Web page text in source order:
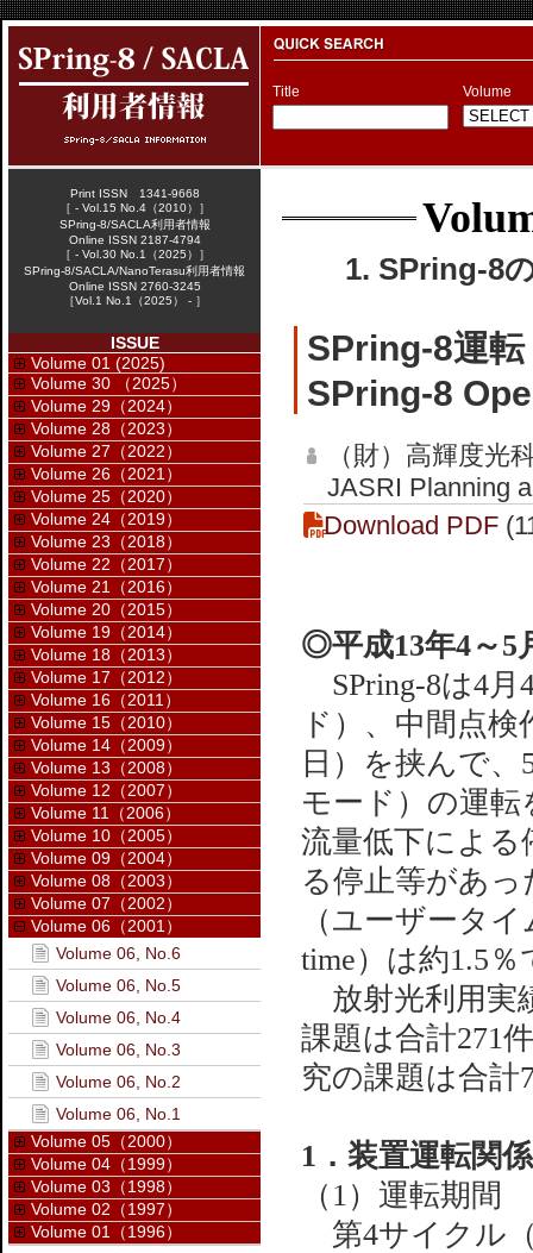
Title Volume
1. SPring-8
SPring-8運転
SPring-8
（財）高輝度
JASRI Planning
Download PDF
◎平成13年4～5
SPring-8は4月
ド）、中間点
日）を挟んで
モード）の運
流量低下による
る停止等があ
（ユーザータ
time）は約1.5
放射光利用実
課題は合計271
究の課題は合計
1．装置運転関係
（1）運転期間
第4サイクル
Print ISSN 1341-9668
［ - Vol.15 No.4（2010）］
SPring-8/SACLA利用者情報
Online ISSN 2187-4794
［ - Vol.30 No.1（2025）］
SPring-8/SACLA/NanoTerasu利用者情報
Online ISSN 2760-3245
［Vol.1 No.1（2025） - ］
ISSUE
Volume 01 (2025)
Volume 30 （2025）
Volume 29（2024）
Volume 28（2023）
Volume 27（2022）
Volume 26（2021）
Volume 25（2020）
Volume 24（2019）
Volume 23（2018）
Volume 22（2017）
Volume 21（2016）
Volume 20（2015）
Volume 19（2014）
Volume 18（2013）
Volume 17（2012）
Volume 16（2011）
Volume 15（2010）
Volume 14（2009）
Volume 13（2008）
Volume 12（2007）
Volume 11（2006）
Volume 10（2005）
Volume 09（2004）
Volume 08（2003）
Volume 07（2002）
Volume 06（2001）
Volume 06, No.6
Volume 06, No.5
Volume 06, No.4
Volume 06, No.3
Volume 06, No.2
Volume 06, No.1
Volume 05（2000）
Volume 04（1999）
Volume 03（1998）
Volume 02（1997）
Volume 01（1996）